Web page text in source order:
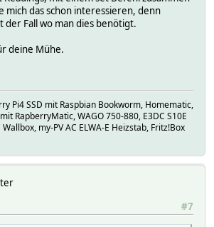
mich das schon interessieren, denn
der Fall wo man dies benötigt.
deine Mühe.
Pi4 SSD mit Raspbian Bookworm, Homematic,
RapberryMatic, WAGO 750-880, E3DC S10E
my-PV AC ELWA-E Heizstab, Fritz!Box
#7